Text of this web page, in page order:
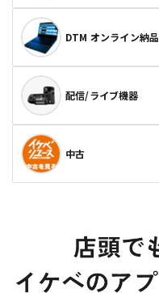
DTM オンライン納品
配信/ライブ機器
中古